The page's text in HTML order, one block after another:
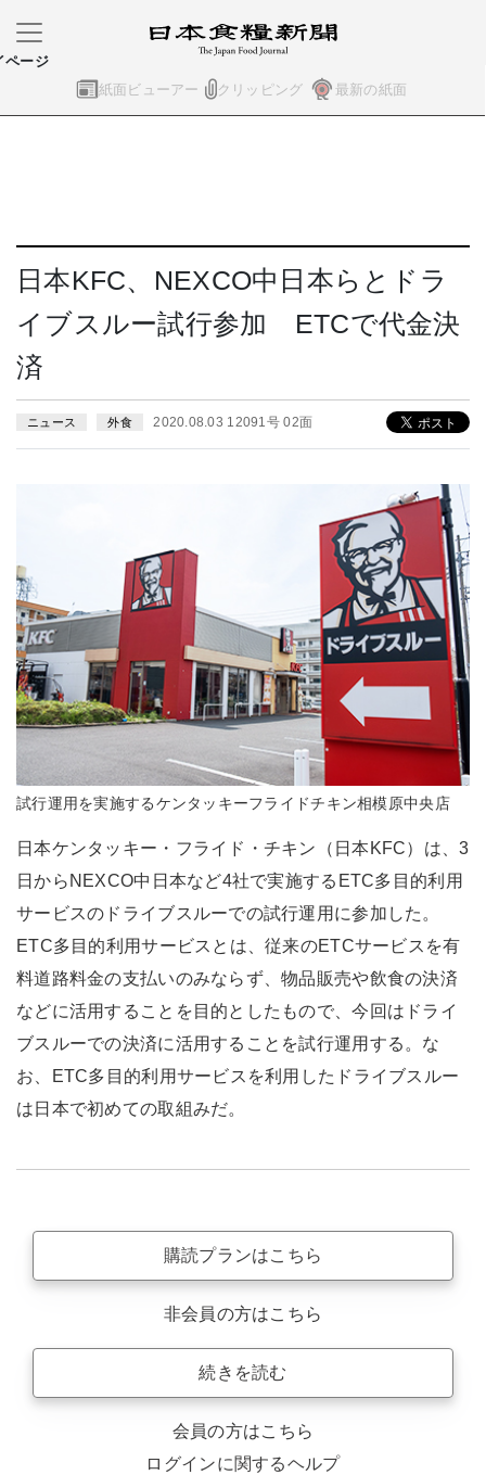
紙面ビューアー クリッピング 最新の紙面
ページ
日本KFC、NEXCO中日本らとドラ
イブスルー試行参加 ETCで代金決
済
ニュース 外食 2020.08.03 12091号 02面
試行運用を実施するケンタッキーフライドチキン相模原中央店
日本ケンタッキー・フライド・チキン（日本KFC）は、3
日からNEXCO中日本など4社で実施するETC多目的利用
サービスのドライブスルーでの試行運用に参加した。
ETC多目的利用サービスとは、従来のETCサービスを有
料道路料金の支払いのみならず、物品販売や飲食の決済
などに活用することを目的としたもので、今回はドライ
ブスルーでの決済に活用することを試行運用する。な
お、ETC多目的利用サービスを利用したドライブスルー
は日本で初めての取組みだ。
購読プランはこちら
非会員の方はこちら
続きを読む
会員の方はこちら
ログインに関するヘルプ